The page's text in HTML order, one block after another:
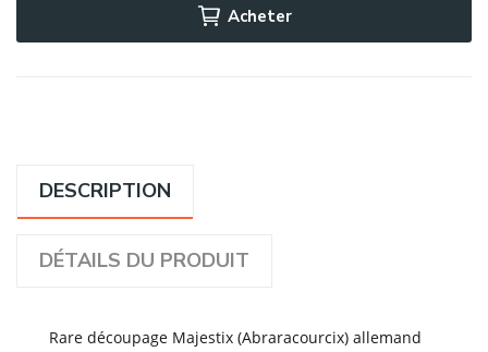
Acheter
DESCRIPTION
DÉTAILS DU PRODUIT
Rare découpage Majestix (Abraracourcix) allemand